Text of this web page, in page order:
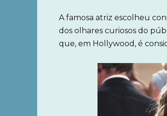
A famosa atriz escolheu
dos olhares curiosos do
que, em Hollywood, é